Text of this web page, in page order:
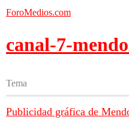
ForoMedios.com
canal-7-
Tema
Publicidad gráfica de